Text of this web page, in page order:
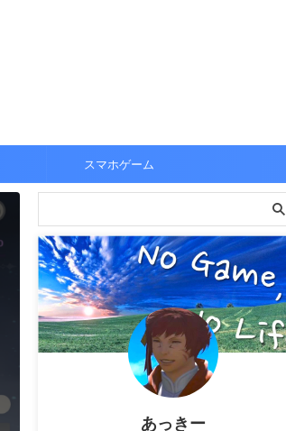
スマホゲーム
あっきー